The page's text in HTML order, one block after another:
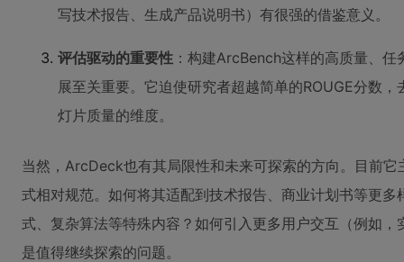
写技术报告、生成产品说明书）有很强的借鉴意义。
评估驱动的重要性 ：构建ArcBench这样的高质量、
展至关重要。它迫使研究者超越简单的ROUGE分数
灯片质量的维度。
当然，ArcDeck也有其局限性和未来可探索的方向。目前
式相对规范。如何将其适配到技术报告、商业计划书等更
式、复杂算法等特殊内容？如何引入更多用户交互（例如
是值得继续探索的问题。